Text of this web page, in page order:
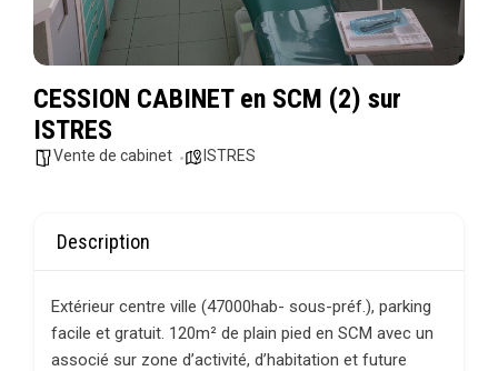
CESSION CABINET en SCM (2) sur
ISTRES
Vente de cabinet ISTRES
Description
Extérieur centre ville (47000hab- sous-préf.), parking
facile et gratuit. 120m² de plain pied en SCM avec un
associé sur zone d’activité, d’habitation et future